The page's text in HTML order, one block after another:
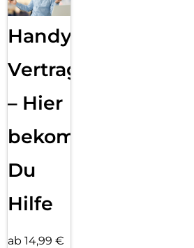
Handy
Vertragsabwicklung
– Hier
bekommst
Du
Hilfe
ab 14,99 €